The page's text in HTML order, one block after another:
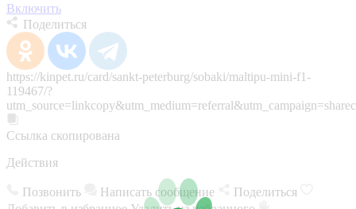
Включить
Поделиться
https://kinpet.ru/card/sankt-peterburg/sobaki/maltipu-mini-f1-
119467/?
Ссылка скопирована
Действия
Позвонить Написать сообщение
Поделиться